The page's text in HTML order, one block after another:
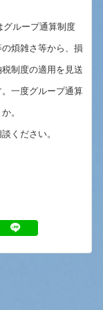
ループ通算制度
煩雑さ等から、損
制度の適用を見送
一度グループ通算
。
ください。